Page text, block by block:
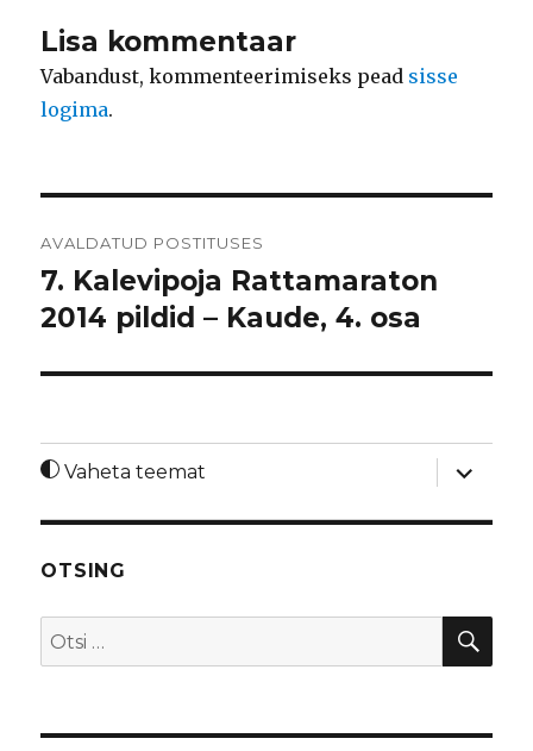
Lisa kommentaar
Vabandust, kommenteerimiseks pead sisse
logima.
AVALDATUD POSTITUSES
7. Kalevipoja Rattamaraton
2014 pildid – Kaude, 4. osa
Vaheta teemat
laienda
OTSING
Otsi: